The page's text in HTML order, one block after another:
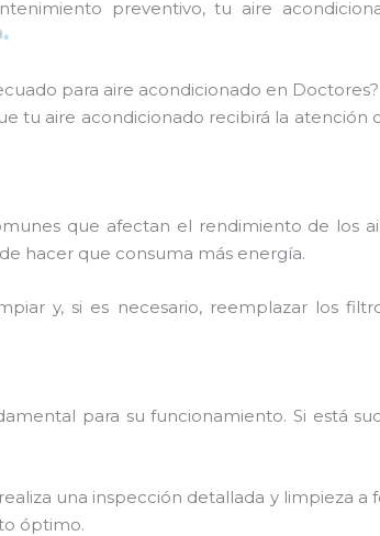
preventivo, tu aire
para aire acondicionado en Doctores?
tu aire acondicionado recibirá la
que afectan el rendimiento de los
hacer que consuma más energía.
y, si es necesario, reemplazar los
para su funcionamiento. Si está
una inspección detallada y limpieza
óptimo.